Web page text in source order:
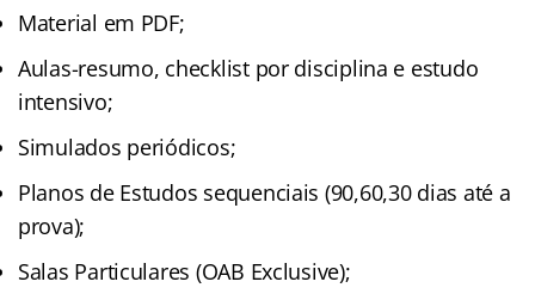
Material em PDF;
Aulas-resumo, checklist por disciplina e estudo
intensivo;
Simulados periódicos;
Planos de Estudos sequenciais (90,60,30 dias até a
prova);
Salas Particulares (OAB Exclusive);